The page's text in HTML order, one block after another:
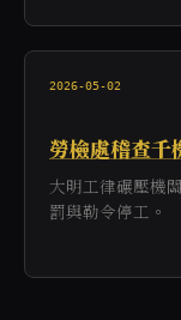
2026-05-02
勞檢處稽查千
大明工律碾壓機
罰與勒令停工。